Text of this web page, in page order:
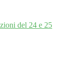
del 24 e 25